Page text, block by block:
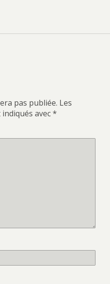
pas publiée. Les
avec*